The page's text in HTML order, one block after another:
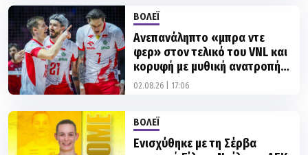
Ανεπανάληπτο «μπρα ντε
φερ» στον τελικό του VNL και
κορυφή με μυθική ανατροπή
επί των ΗΠΑ για την σπουδαία
Πολωνία!
02.08.26 | 17:06
Ενισχύθηκε με τη Σέρβα
κεντρική Γέλενα Ντέλιτς η ΑΕΚ
01.08.26 | 18:04